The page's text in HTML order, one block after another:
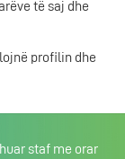
të saj dhe
profilin dhe
staf me orar